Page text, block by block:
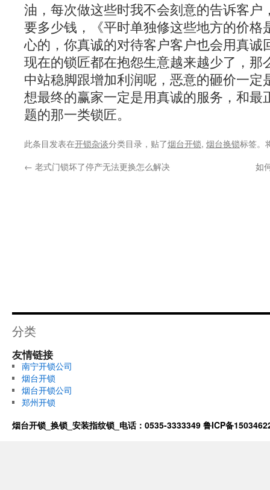
油，每次做这些时我不会刻意的告诉客户
要多少钱，《平时单独修这些地方的价格
心的，你真诚的对待客户客户也会用真
现在的锁匠都在抱怨生意越来越少了，那
中站稳脚跟增加利润呢，恶意的砸价一定
想最终的赢家一定是用真诚的服务，和最
题的那一类锁匠。
此条目发表在开锁杂谈分类目录，贴了烟台开锁, 烟台换锁标签。
← 老式门锁坏了停产无法更换怎么解决 如
分类
友情链接
南宁开锁公司
烟台开锁
烟台开锁公司
郑州开锁
烟台开锁_换锁_安装指纹锁_电话：0535-3333349 鲁ICP备